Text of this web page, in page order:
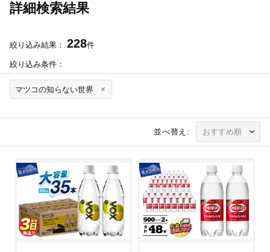
詳細検索結果
絞り込み結果： 228件
絞り込み条件：
マツコの知らない世界
並べ替え: